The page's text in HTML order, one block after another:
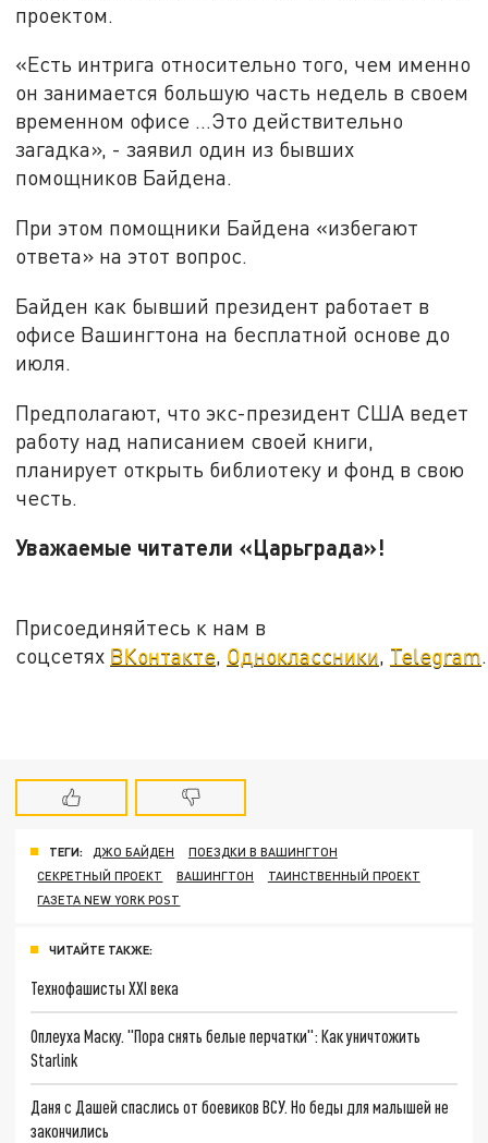
проектом.
«Есть интрига относительно того, чем именно
он занимается большую часть недель в своем
временном офисе ...Это действительно
загадка», - заявил один из бывших
помощников Байдена.
При этом помощники Байдена «избегают
ответа» на этот вопрос.
Байден как бывший президент работает в
офисе Вашингтона на бесплатной основе до
июля.
Предполагают, что экс-президент США ведет
работу над написанием своей книги,
планирует открыть библиотеку и фонд в свою
честь.
Уважаемые читатели «Царьграда»!
Присоединяйтесь к нам в
соцсетях ВКонтакте, Одноклассники, Telegram.
ТЕГИ: ДЖО БАЙДЕН
ПОЕЗДКИ В ВАШИНГТОН
СЕКРЕТНЫЙ ПРОЕКТ
ВАШИНГТОН
ТАИНСТВЕННЫЙ ПРОЕКТ
ГАЗЕТА NEW YORK POST
ЧИТАЙТЕ ТАКЖЕ:
Технофашисты XXI века
Оплеуха Маску. "Пора снять белые перчатки": Как уничтожить
Starlink
Даня с Дашей спаслись от боевиков ВСУ. Но беды для малышей не
закончились